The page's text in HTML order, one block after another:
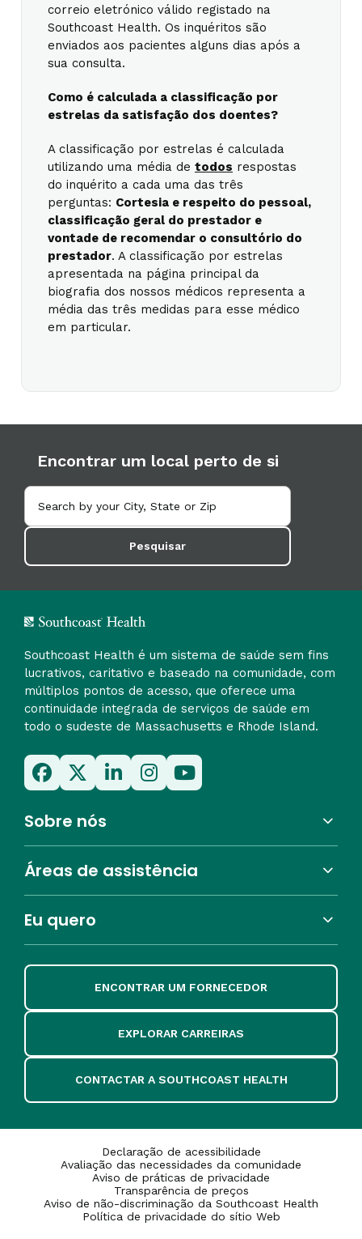
correio eletrónico válido registado na
Southcoast Health. Os inquéritos são
enviados aos pacientes alguns dias após a
sua consulta.
Como é calculada a classificação por
estrelas da satisfação dos doentes?
A classificação por estrelas é calculada
utilizando uma média de todos respostas
do inquérito a cada uma das três
perguntas: Cortesia e respeito do pessoal,
classificação geral do prestador e
vontade de recomendar o consultório do
prestador. A classificação por estrelas
apresentada na página principal da
biografia dos nossos médicos representa a
média das três medidas para esse médico
em particular.
Encontrar um local perto de si
Pesquisar
Southcoast Health é um sistema de saúde sem fins
lucrativos, caritativo e baseado na comunidade, com
múltiplos pontos de acesso, que oferece uma
continuidade integrada de serviços de saúde em
todo o sudeste de Massachusetts e Rhode Island.
Sobre nós
Áreas de assistência
Eu quero
ENCONTRAR UM FORNECEDOR
EXPLORAR CARREIRAS
CONTACTAR A SOUTHCOAST HEALTH
Declaração de acessibilidade
Avaliação das necessidades da comunidade
Aviso de práticas de privacidade
Transparência de preços
Aviso de não-discriminação da Southcoast Health
Política de privacidade do sítio Web